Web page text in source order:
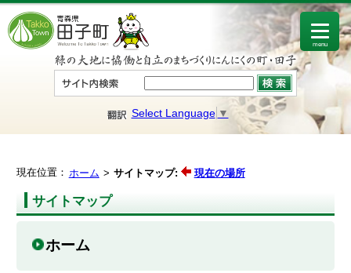
Select Language ▼
menu
現在位置： ホーム サイトマップ: 現在の場所
サイトマップ
ホーム